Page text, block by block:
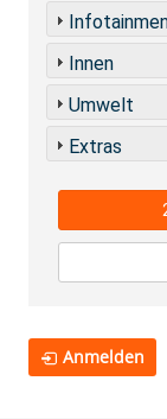
Innen
Umwelt
Extras
Anmelden